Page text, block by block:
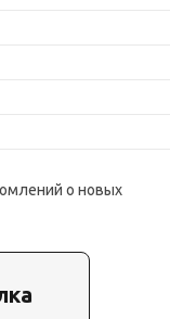
о новых